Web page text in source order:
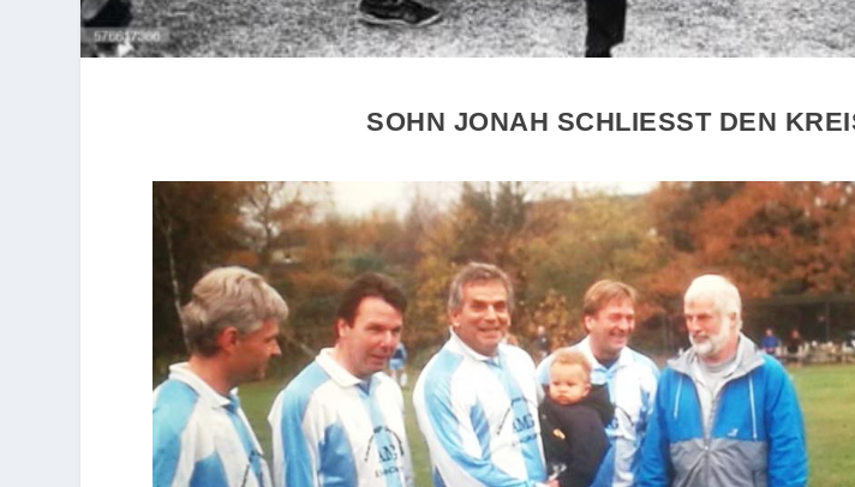
SOHN JONAH SCHLIESST DEN KREIS